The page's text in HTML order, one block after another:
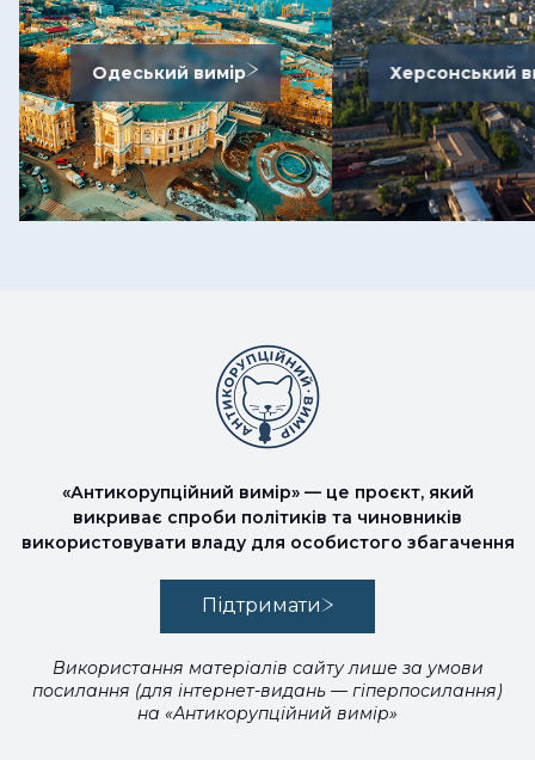
Одеський вимір Херсонський
«Антикорупційний вимір» — це проєкт, який
викриває спроби політиків та чиновників
використовувати владу для особистого збагачення
Підтримати
Використання матеріалів сайту лише за умови
посилання (для інтернет-видань — гіперпосилання)
на «Антикорупційний вимір»